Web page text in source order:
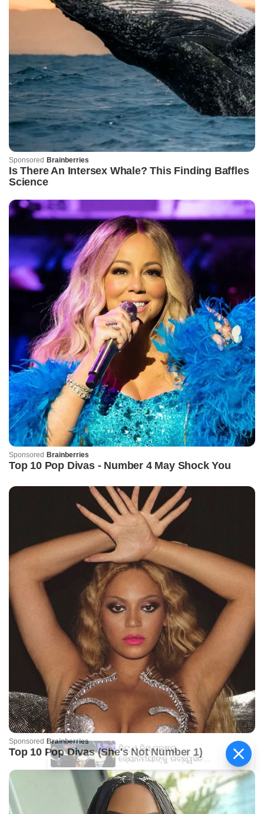
କିଟ୍‍ ଓ କିସ୍‍ ପକ୍ଷରୁ
ଜ୍ୟୋତିର୍ମୟୀଙ୍କୁ ଉଚ୍ଛ୍ୱସିତ
ସମ୍ବର୍ଦ୍ଧନା; ୫ଲକ୍ଷ ଟଙ୍କାର
ପ୍ରୋତ୍ସାହନ ରାଶି ପ୍ରଦାନ